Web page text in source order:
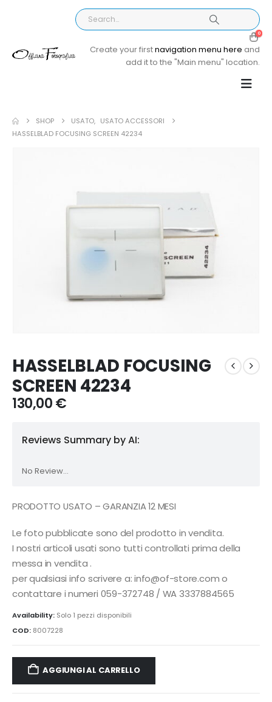
0
Create your firstnavigation menu here and
add it to the "Main menu" location.
SHOP USATO, USATO ACCESSORI
HASSELBLAD FOCUSING SCREEN 42234
HASSELBLAD FOCUSING
SCREEN 42234
130,00€
Reviews Summary by AI:
No Review...
PRODOTTO USATO – GARANZIA 12 MESI
Le foto pubblicate sono del prodotto in vendita.
I nostri articoli usati sono tutti controllati prima della
messa in vendita .
per qualsiasi info scrivere a: info@of-store.com o
contattare i numeri 059-372748 / WA 3337884565
Availability: Solo 1 pezzi disponibili
COD: 8007228
AGGIUNGI AL CARRELLO